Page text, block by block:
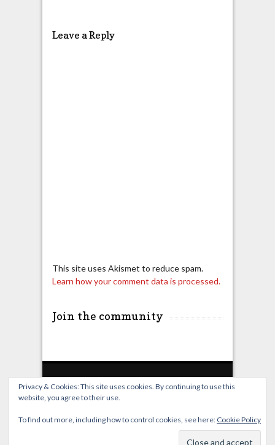
Leave a Reply
This site uses Akismet to reduce spam.
Learn how your comment data is processed.
Join the community
Home Live Broadcast
Privacy & Cookies: This site uses cookies. By continuing to use this
website, you agree to their use.
To find out more, including how to control cookies, see here: Cookie Policy